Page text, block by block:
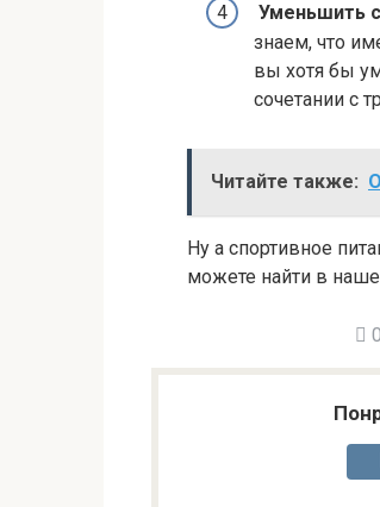
Уменьшить
знаем, что
вы хотя бы
сочетании с
Читайте также:
Ну а спортивное
можете найти в
0